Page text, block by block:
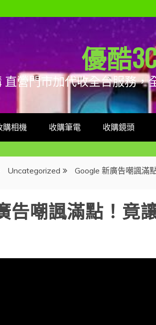
優酷
直營門市加代收全台服務，
購相機 收購筆電 收購鏡頭
Uncategorized Google 新廣告嘲諷滿
告嘲諷滿點！竟